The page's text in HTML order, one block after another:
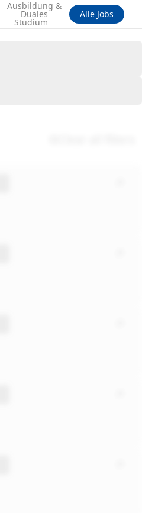
Ausbildung &
Duales
Studium
Alle Jobs